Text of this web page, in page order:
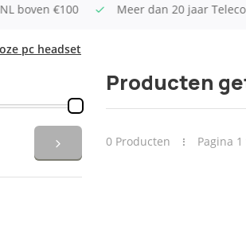
ervaring Altijd scherpe prijzen
pc headset
Producten
0 Producten Pagina 1